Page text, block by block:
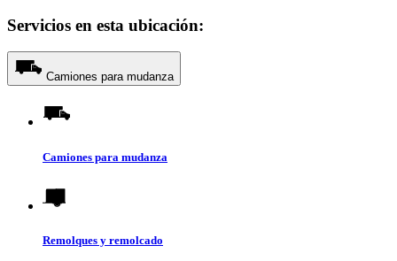
Servicios en esta ubicación:
Camiones para mudanza
Camiones para mudanza
Remolques y remolcado